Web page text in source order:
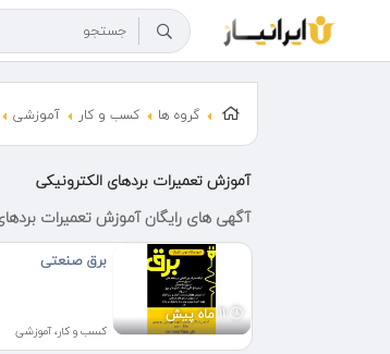
گروه ها کسب و کار آموزشی
آموزش تعمیرات بردهای الکترونیکی
آگهی های رایگان آموزش تعمیرات
برق صنعتی
کسب و کار، آموزشی